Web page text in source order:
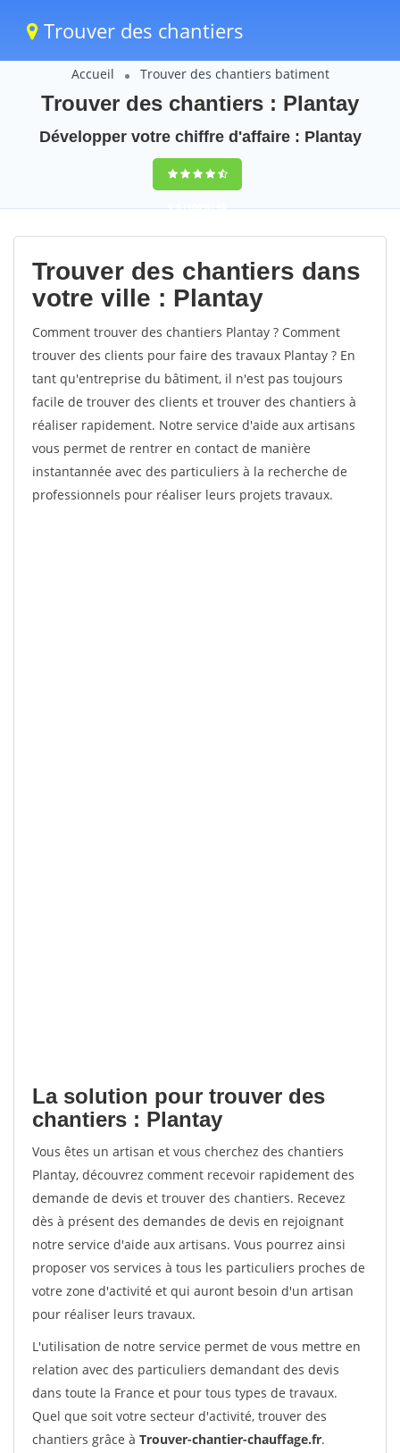
Trouver des chantiers
Accueil Trouver des chantiers batiment
Trouver des chantiers : Plantay
Développer votre chiffre d'affaire : Plantay
9,5(100%)40
votes
Trouver des chantiers dans
votre ville : Plantay
Comment trouver des chantiers Plantay ? Comment
trouver des clients pour faire des travaux Plantay ? En
tant qu'entreprise du bâtiment, il n'est pas toujours
facile de trouver des clients et trouver des chantiers à
réaliser rapidement. Notre service d'aide aux artisans
vous permet de rentrer en contact de manière
instantannée avec des particuliers à la recherche de
professionnels pour réaliser leurs projets travaux.
La solution pour trouver des
chantiers : Plantay
Vous êtes un artisan et vous cherchez des chantiers
Plantay, découvrez comment recevoir rapidement des
demande de devis et trouver des chantiers. Recevez
dès à présent des demandes de devis en rejoignant
notre service d'aide aux artisans. Vous pourrez ainsi
proposer vos services à tous les particuliers proches de
votre zone d'activité et qui auront besoin d'un artisan
pour réaliser leurs travaux.
L'utilisation de notre service permet de vous mettre en
relation avec des particuliers demandant des devis
dans toute la France et pour tous types de travaux.
Quel que soit votre secteur d'activité, trouver des
chantiers grâce à Trouver-chantier-chauffage.fr.